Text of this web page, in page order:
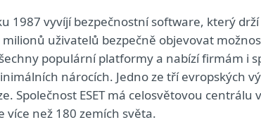
1987 vyvíjí bezpečnostní software, který
uživatelů bezpečně objevovat
populární platformy a nabízí firmám i
nárocích. Jedno ze tří evropských
Společnost ESET má celosvětovou centrálu
než 180 zemích světa.